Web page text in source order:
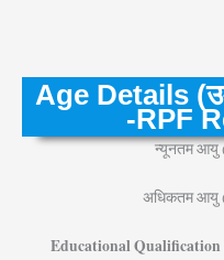
Age Details
-RPF
न्यूनतम आयु
अधिकतम आयु
Educational Qualification